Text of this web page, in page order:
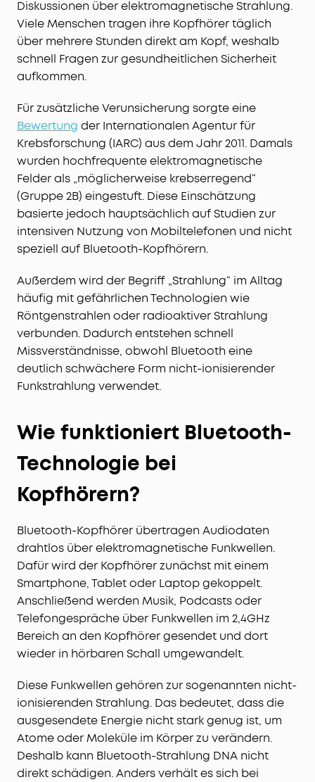
Diskussionen über elektromagnetische Strahlung.
Viele Menschen tragen ihre Kopfhörer täglich
über mehrere Stunden direkt am Kopf, weshalb
schnell Fragen zur gesundheitlichen Sicherheit
aufkommen.
Für zusätzliche Verunsicherung sorgte eine
Bewertung der Internationalen Agentur für
Krebsforschung (IARC) aus dem Jahr 2011. Damals
wurden hochfrequente elektromagnetische
Felder als „möglicherweise krebserregend“
(Gruppe 2B) eingestuft. Diese Einschätzung
basierte jedoch hauptsächlich auf Studien zur
intensiven Nutzung von Mobiltelefonen und nicht
speziell auf Bluetooth-Kopfhörern.
Außerdem wird der Begriff „Strahlung“ im Alltag
häufig mit gefährlichen Technologien wie
Röntgenstrahlen oder radioaktiver Strahlung
verbunden. Dadurch entstehen schnell
Missverständnisse, obwohl Bluetooth eine
deutlich schwächere Form nicht-ionisierender
Funkstrahlung verwendet.
Wie funktioniert Bluetooth-
Technologie bei
Kopfhörern?
Bluetooth-Kopfhörer übertragen Audiodaten
drahtlos über elektromagnetische Funkwellen.
Dafür wird der Kopfhörer zunächst mit einem
Smartphone, Tablet oder Laptop gekoppelt.
Anschließend werden Musik, Podcasts oder
Telefongespräche über Funkwellen im 2,4GHz
Bereich an den Kopfhörer gesendet und dort
wieder in hörbaren Schall umgewandelt.
Diese Funkwellen gehören zur sogenannten nicht-
ionisierenden Strahlung. Das bedeutet, dass die
ausgesendete Energie nicht stark genug ist, um
Atome oder Moleküle im Körper zu verändern.
Deshalb kann Bluetooth-Strahlung DNA nicht
direkt schädigen. Anders verhält es sich bei